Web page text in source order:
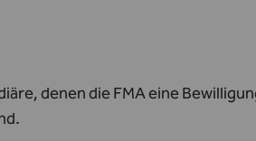
denen die FMA eine